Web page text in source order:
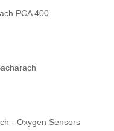
PCA 400
- Oxygen Sensors